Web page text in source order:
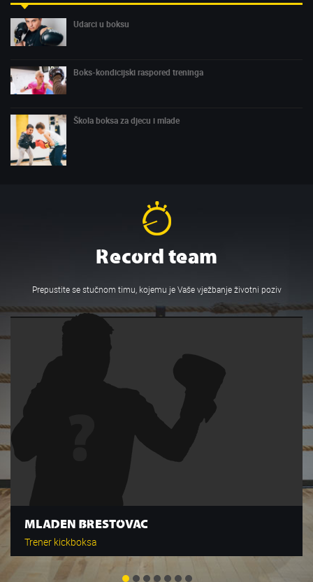
Udarci u boksu
Boks-kondicijski raspored treninga
Škola boksa za djecu i mlade
Record team
Prepustite se stučnom timu, kojemu je Vaše vježbanje životni poziv
MLADEN BRESTOVAC
Trener kickboksa